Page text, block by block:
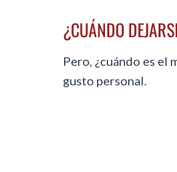
¿CUÁNDO
Pero, ¿cuándo es el
gusto personal.